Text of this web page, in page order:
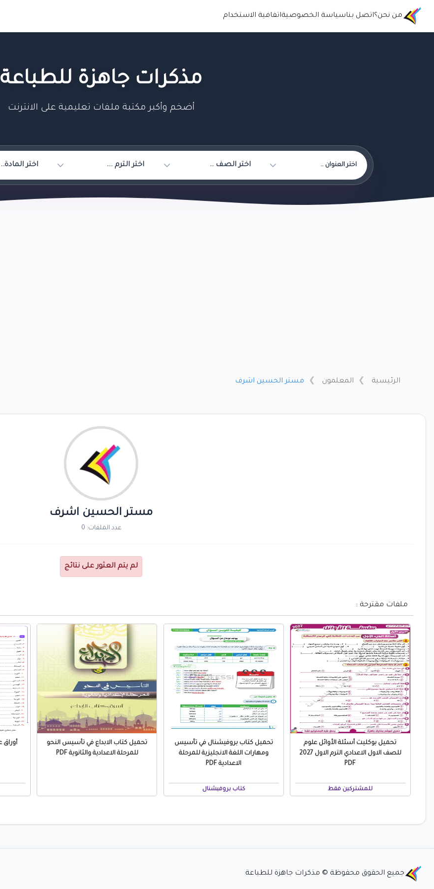
من نحن؟اتصل بناسياسة الخصوصيةاتفافية الاستخدام
مذكرات جاهزة للطباعة
أضخم وأكبر مكتبة ملفات تعليمية على الانترنت
الرئيسية المعلمون مستر الحسين اشرف
مستر الحسين اشرف
عدد الملفات: 0
لم يتم العثور على نتائج
ملفات مقترحة :
تحميل بوكليت أسئلة الأوائل علوم
للصف الاول الاعدادي الترم الاول 2027
PDF
للمشتركين فقط
تحميل كتاب بروفيشنال في تأسيس
ومهارات اللغة الانجليزية للمرحلة
الاعدادية PDF
كتاب بروفيشنال
تحميل كتاب الابداع في تأسيس النحو
للمرحلة الاعدادية والثانوية PDF
جميع الحقوق محفوظة © مذكرات جاهزة للطباعة